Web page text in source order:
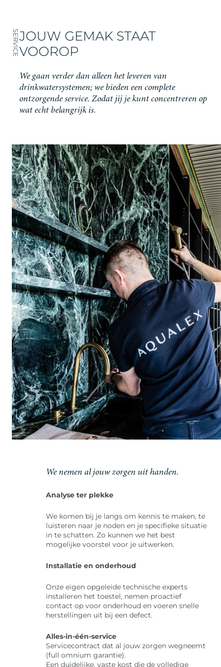
SERVICEJOUW GEMAK STAAT
VOOROP
We gaan verder dan alleen het leveren van
drinkwatersystemen; we bieden een complete
ontzorgende service. Zodat jij je kunt concentreren op
wat echt belangrijk is.
We nemen al jouw zorgen uit handen.
Analyse ter plekke
We komen bij je langs om kennis te maken, te
luisteren naar je noden en je specifieke situatie
in te schatten. Zo kunnen we het best
mogelijke voorstel voor je uitwerken.
Installatie en onderhoud
Onze eigen opgeleide technische experts
installeren het toestel, nemen proactief
contact op voor onderhoud en voeren snelle
herstellingen uit bij een defect.
Alles-in-één-service
Servicecontract dat al jouw zorgen wegneemt
(full omnium garantie).
Een duidelijke, vaste kost die de volledige